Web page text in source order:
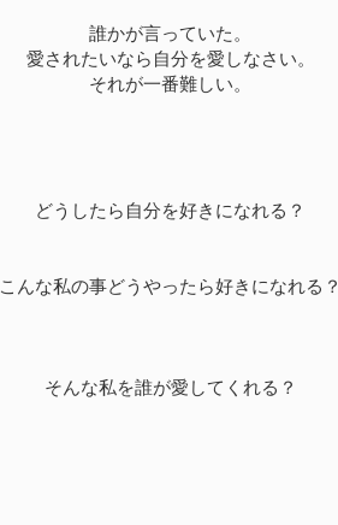
誰かが言っていた。
愛されたいなら自分を愛しなさい。
それが一番難しい。
どうしたら自分を好きになれる？
こんな私の事どうやったら好きになれる？
そんな私を誰が愛してくれる？